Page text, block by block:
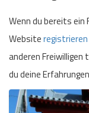
Wenn du bereits ein
Websiteregistrieren
anderen Freiwilligen
du deine